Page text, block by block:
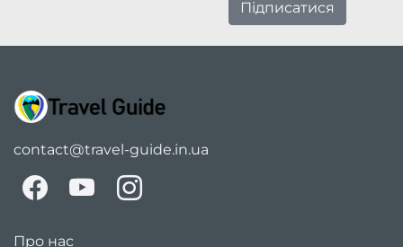
Підписатися
contact@travel-guide.in.ua
Про нас